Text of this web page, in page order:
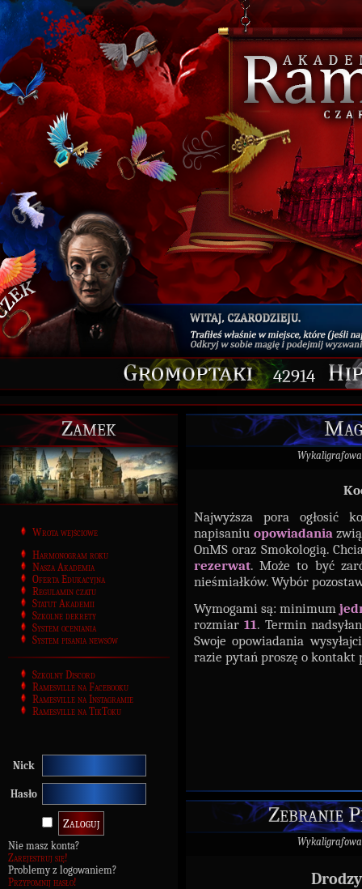
42914
Zamek
Wrota wejściowe
Harmonogram roku
Nasza Akademia
Oferta Edukacyjna
Regulamin czatu
Statut Akademii
Szkolne dekrety
System oceniania
System pisania newsów
Szkolny Discord
Ramesville na Facebooku
Ramesville na Instagramie
Ramesville na TikToku
Nick
Hasło
Nie masz konta?
Zarejestruj się!
Problemy z logowaniem?
Przypomnij hasło!
Najwyższa pora ogłosić
napisaniu opowiadania
OnMS oraz Smokologią.
rezerwat. Może to być
nieśmiałków. Wybór
Wymogami są: minimum
rozmiar11. Termin
Swoje opowiadania
razie pytań proszę o kontakt
Zebranie